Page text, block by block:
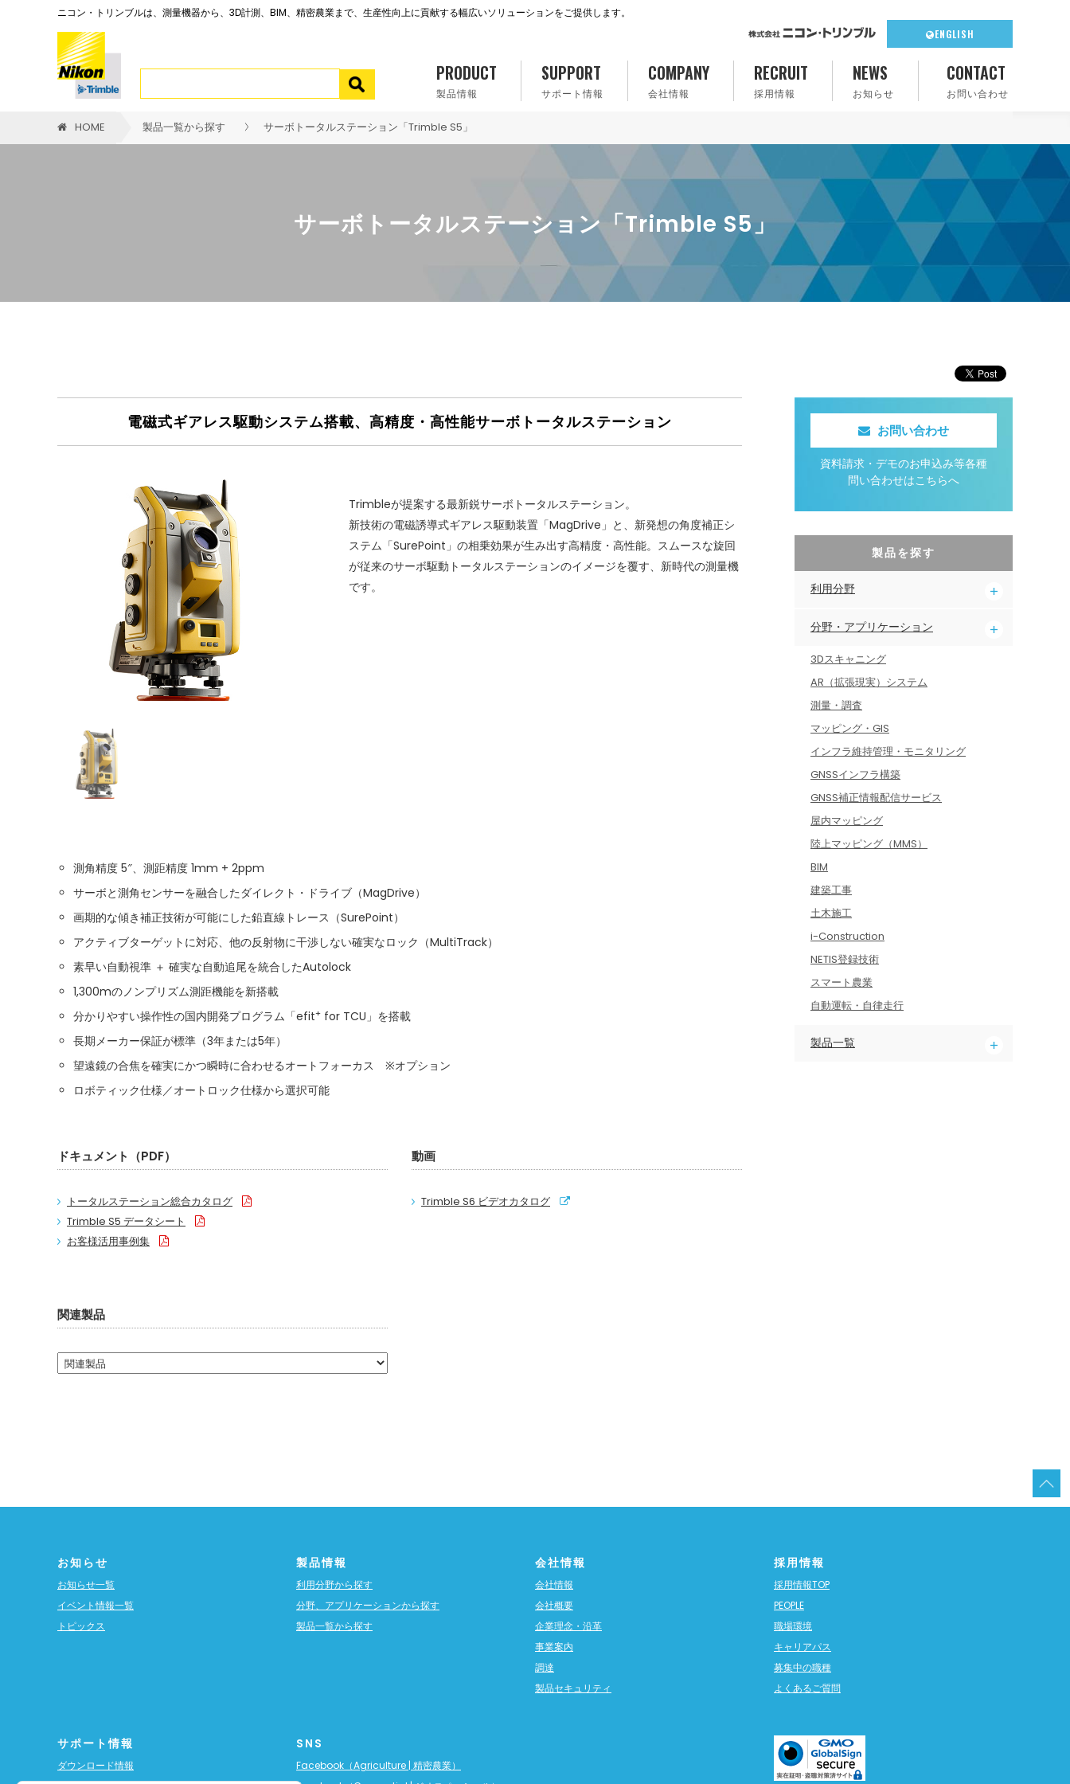
ニコン・トリンブルは、測量機器から、3D計測、BIM、精密農業まで、生産性向上に貢献する幅広いソリューションをご提供します。
ENGLISH
PRODUCT
製品情報
SUPPORT
サポート情報
COMPANY
会社情報
RECRUIT
採用情報
NEWS
お知らせ
CONTACT
お問い合わせ
HOME 製品一覧から探す サーボトータルステーション「Trimble S5」
サーボトータルステーション「Trimble S5」
電磁式ギアレス駆動システム搭載、高精度・高性能サーボトータルステーション
Trimbleが提案する最新鋭サーボトータルステーション。
新技術の電磁誘導式ギアレス駆動装置「MagDrive」と、新発想の角度補正シ
ステム「SurePoint」の相乗効果が生み出す高精度・高性能。スムースな旋回
が従来のサーボ駆動トータルステーションのイメージを覆す、新時代の測量機
です。
測角精度 5″、測距精度 1mm + 2ppm
サーボと測角センサーを融合したダイレクト・ドライブ（MagDrive）
画期的な傾き補正技術が可能にした鉛直線トレース（SurePoint）
アクティブターゲットに対応、他の反射物に干渉しない確実なロック（MultiTrack）
素早い自動視準 ＋ 確実な自動追尾を統合したAutolock
1,300mのノンプリズム測距機能を新搭載
分かりやすい操作性の国内開発プログラム「efit+ for TCU」を搭載
長期メーカー保証が標準（3年または5年）
望遠鏡の合焦を確実にかつ瞬時に合わせるオートフォーカス ※オプション
ロボティック仕様／オートロック仕様から選択可能
ドキュメント（PDF）
トータルステーション総合カタログ
Trimble S5 データシート
お客様活用事例集
動画
Trimble S6 ビデオカタログ
関連製品
お問い合わせ
資料請求・デモのお申込み等各種
問い合わせはこちらへ
製品を探す
利用分野
分野・アプリケーション
3Dスキャニング
AR（拡張現実）システム
測量・調査
マッピング・GIS
インフラ維持管理・モニタリング
GNSSインフラ構築
GNSS補正情報配信サービス
屋内マッピング
陸上マッピング（MMS）
BIM
建築工事
土木施工
i-Construction
NETIS登録技術
スマート農業
自動運転・自律走行
製品一覧
お知らせ
お知らせ一覧
イベント情報一覧
トピックス
製品情報
利用分野から探す
分野、アプリケーションから探す
製品一覧から探す
会社情報
会社情報
会社概要
企業理念・沿革
事業案内
調達
製品セキュリティ
採用情報
採用情報TOP
PEOPLE
職場環境
キャリアパス
募集中の職種
よくあるご質問
サポート情報
ダウンロード情報
SNS
Facebook（Agriculture | 精密農業）